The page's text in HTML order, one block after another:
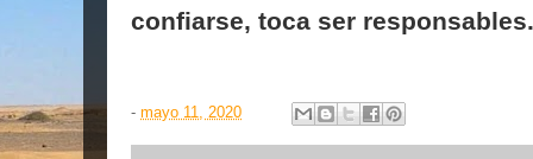
confiarse, toca ser responsables.
- mayo 11, 2020